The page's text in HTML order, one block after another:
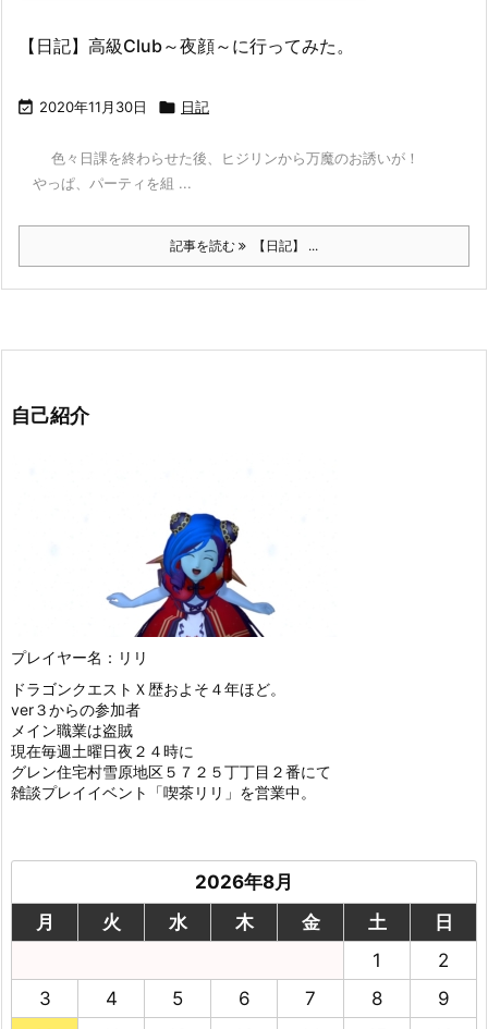
【日記】高級Club～夜顔～に行ってみた。
 2020年11月30日  日記
色々日課を終わらせた後、ヒジリンから万魔のお誘いが！
やっぱ、パーティを組 ...
記事を読む 【日記】 ...
自己紹介
プレイヤー名：リリ
ドラゴンクエストＸ歴およそ４年ほど。
ver３からの参加者
メイン職業は盗賊
現在毎週土曜日夜２４時に
グレン住宅村雪原地区５７２５丁丁目２番にて
雑談プレイイベント「喫茶リリ」を営業中。
2026年8月
月
火 水 木 金 土
日
1
2
3
4 5 6 7 8
9